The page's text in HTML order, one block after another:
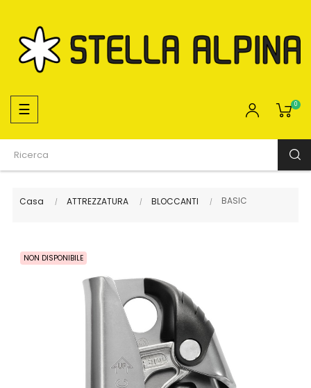
navigazione
Toggle
☰ 0
Casa ATTREZZATURA BLOCCANTI BASIC
NON DISPONIBILE